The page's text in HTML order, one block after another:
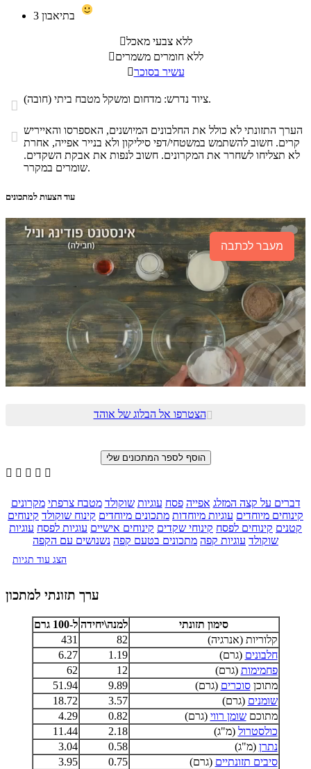
3
ללא צבעי מאכל
ללא חומרים משמרים
עשיר בסוכר
 ציוד נדרש: מדחום ומשקל מטבח ביתי (חובה).
 הערך התזונתי לא כולל את החלבונים המיושנים, האספרסו והאייריש
קרים. חשוב להשתמש במשטחי/דפי סיליקון ולא בנייר אפייה, אחרת
לא תצליחו לשחרר את המקרונים. חשוב לנפות את אבקת השקדים.
שומרים במקרר.
עוד הצעות למתכונים
מעבר לכתבה
הצטרפו אל הבלוג של אוהד
    
דברים על קצה המזלג אפייה פסח עוגיות שוקולד מטבח צרפתי מקרונים
קינוחים מיוחדים עוגיות מיוחדות מתכונים מיוחדים קינוח שוקולד קינוחים
קטנים קינוחים לפסח קינוחי שקדים קינוחים אישיים עוגיות לפסח עוגיות
שוקולד עוגיות קפה מתכונים בטעם קפה נשנושים עם הקפה
הצג עוד תגיות
ערך תזונתי למתכון
סימון תזונתי למנה\יחידה ל-100 גרם
קלוריות (אנרגיה)
82
431
חלבונים (גרם) 1.19
6.27
פחמימות (גרם) 12
62
מתוכןסוכרים (גרם) 9.89
51.94
שומנים (גרם) 3.57
18.72
מתוכםשומן רווי (גרם) 0.82
4.29
כולסטרול (מ"ג) 2.18
11.44
נתרן (מ"ג) 0.58
3.04
סיבים תזונתיים (גרם) 0.75
3.95